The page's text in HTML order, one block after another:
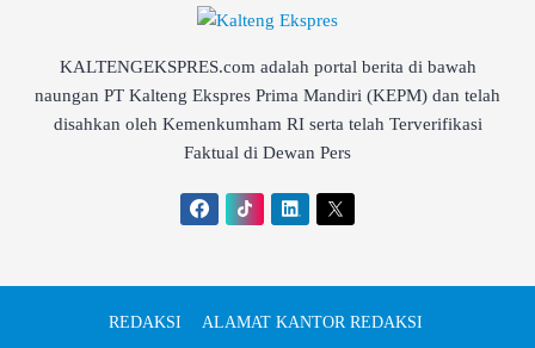
KALTENGEKSPRES.com adalah portal berita di bawah
naungan PT Kalteng Ekspres Prima Mandiri (KEPM) dan telah
disahkan oleh Kemenkumham RI serta telah Terverifikasi
Faktual di Dewan Pers
REDAKSI
ALAMAT KANTOR REDAKSI